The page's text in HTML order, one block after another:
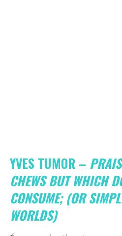
YVES TUMOR –
CHEWS BUT WHICH
CONSUME; (OR
WORLDS)